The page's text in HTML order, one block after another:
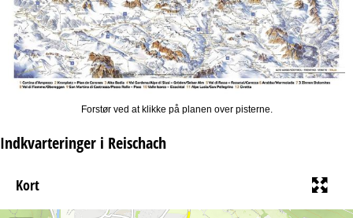
Forstør ved at klikke på planen over pisterne.
Indkvarteringer i Reischach
Kort